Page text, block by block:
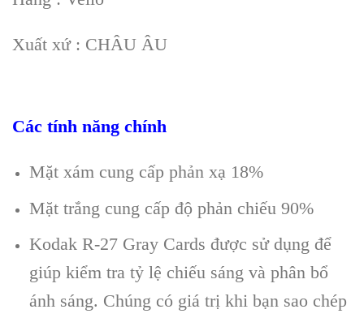
Xuất xứ : CHÂU ÂU
Các tính năng chính
Mặt xám cung cấp phản xạ 18%
Mặt trắng cung cấp độ phản chiếu 90%
Kodak R-27 Gray Cards được sử dụng để
giúp kiểm tra tỷ lệ chiếu sáng và phân bổ
ánh sáng. Chúng có giá trị khi bạn sao chép